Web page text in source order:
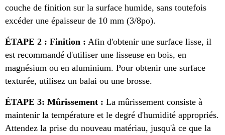
couche de finition sur la surface humide, sans toutefois
excéder une épaisseur de 10 mm (3/8po).
ÉTAPE 2 : Finition : Afin d'obtenir une surface lisse, il
est recommandé d'utiliser une lisseuse en bois, en
magnésium ou en aluminium. Pour obtenir une surface
texturée, utilisez un balai ou une brosse.
ÉTAPE 3: Mûrissement : La mûrissement consiste à
maintenir la température et le degré d'humidité appropriés.
Attendez la prise du nouveau matériau, jusqu'à ce que la